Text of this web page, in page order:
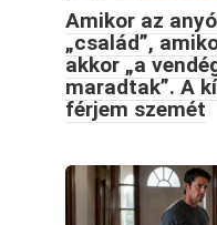
Amikor az
„család”,
akkor „a
maradtak”. A
férjem szemét